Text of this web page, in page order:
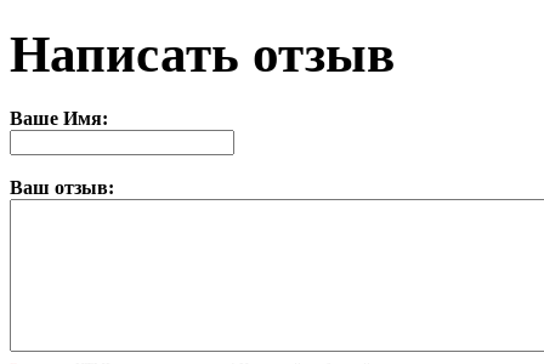
Написать отзыв
Ваше Имя:
Ваш отзыв: